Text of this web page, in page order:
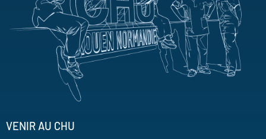
VENIR AU CHU